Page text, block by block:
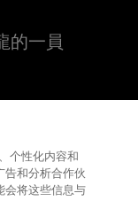
的一員
个性化内容和
告和分析合作伙
会将这些信息与